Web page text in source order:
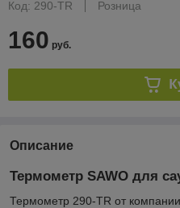
Код: 290-TR
Розница
160 руб.
Описание
Термометр SAWO для
Термометр 290-TR от